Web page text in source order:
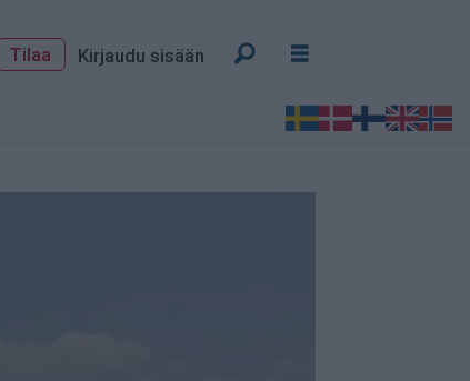
Tilaa Kirjaudu sisään